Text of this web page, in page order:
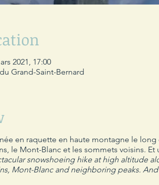
2021, 17:00
Grand-Saint-Bernard
en raquette en haute montagne le
le Mont-Blanc et les sommets voisins.
snowshoeing hike at high altitude
Mont-Blanc and neighboring peaks.